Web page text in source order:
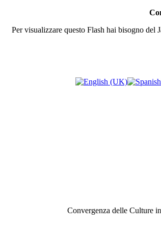
Per visualizzare questo Flash hai bisogno del
Convergenza delle Culture